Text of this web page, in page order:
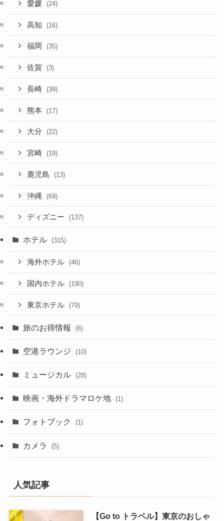
愛媛 (24)
高知 (16)
福岡 (35)
佐賀 (3)
長崎 (39)
熊本 (17)
大分 (22)
宮崎 (19)
鹿児島 (13)
沖縄 (69)
ディズニー (137)
ホテル (315)
海外ホテル (46)
国内ホテル (190)
東京ホテル (79)
旅のお得情報 (6)
空港ラウンジ (10)
ミュージカル (28)
映画・海外ドラマロケ地 (1)
フォトブック (1)
カメラ (5)
人気記事
【Go to トラベル】東京のおしゃ